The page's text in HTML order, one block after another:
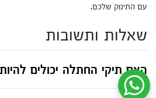
עם התינוק שלכם.
שאלות ותשובות
האם תיקי החתלה יכולים
שיחת ווטסאפ עם שירות הלקוחות